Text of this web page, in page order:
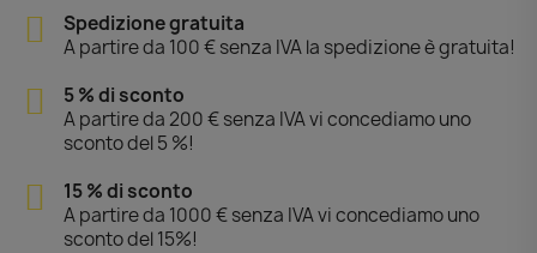
Spedizione gratuita
A partire da 100 € senza IVA la spedizione è gratuita!
5 % di sconto
A partire da 200 € senza IVA vi concediamo uno
sconto del 5 %!
15 % di sconto
A partire da 1000 € senza IVA vi concediamo uno
sconto del 15%!